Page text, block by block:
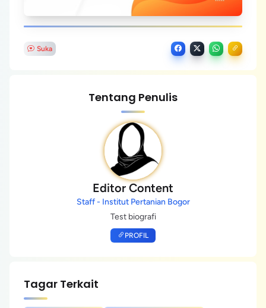
Suka
Tentang Penulis
Editor Content
Staff - Institut Pertanian Bogor
Test biografi
PROFIL
Tagar Terkait